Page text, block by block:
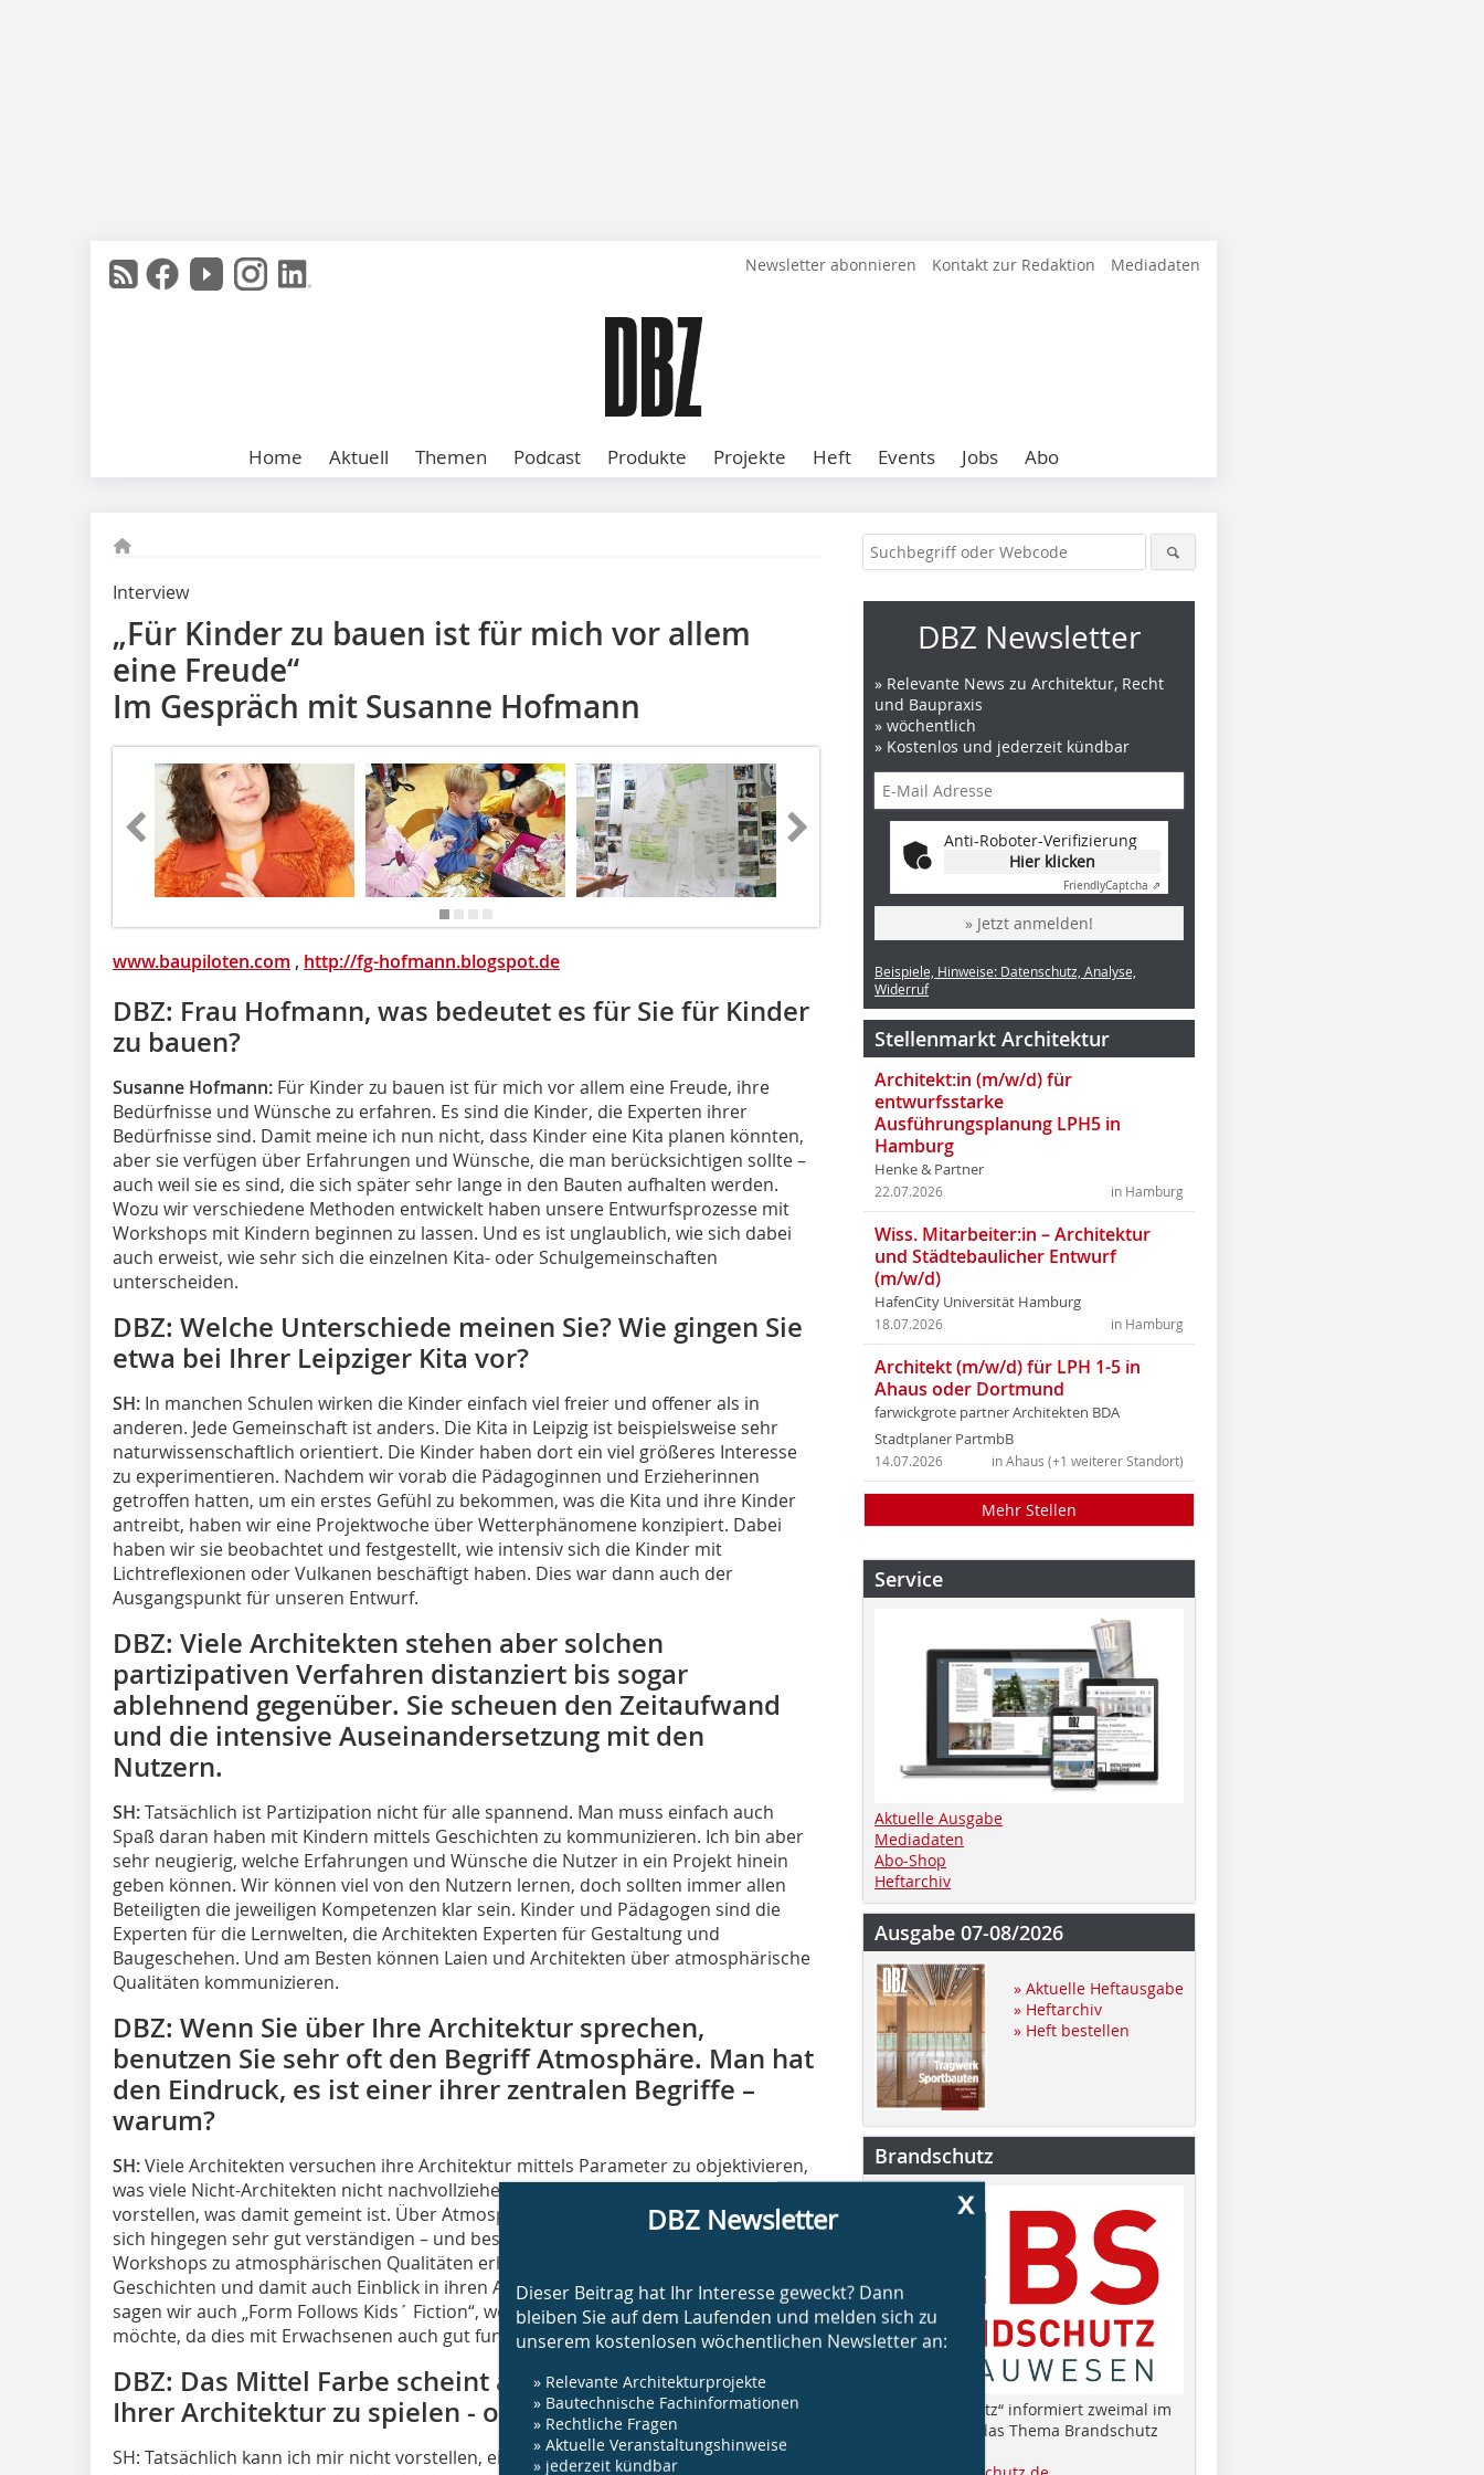
Newsletter abonnieren Kontakt zur Redaktion Mediadaten
Home Aktuell Themen Podcast Produkte Projekte Heft Events Jobs Abo
Interview
„Für Kinder zu bauen ist für mich vor allem
eine Freude“
Im Gespräch mit Susanne Hofmann
www.baupiloten.com , http://fg-hofmann.blogspot.de
DBZ: Frau Hofmann, was bedeutet es für Sie für Kinder
zu bauen?
Susanne Hofmann: Für Kinder zu bauen ist für mich vor allem eine Freude, ihre
Bedürfnisse und Wünsche zu erfahren. Es sind die Kinder, die Experten ihrer
Bedürfnisse sind. Damit meine ich nun nicht, dass Kinder eine Kita planen könnten,
aber sie verfügen über Erfahrungen und Wünsche, die man berücksichtigen sollte –
auch weil sie es sind, die sich später sehr lange in den Bauten aufhalten werden.
Wozu wir verschiedene Methoden entwickelt haben unsere Entwurfsprozesse mit
Workshops mit Kindern beginnen zu lassen. Und es ist unglaublich, wie sich dabei
auch erweist, wie sehr sich die einzelnen Kita- oder Schulgemeinschaften
unterscheiden.
DBZ: Welche Unterschiede meinen Sie? Wie gingen Sie
etwa bei Ihrer Leipziger Kita vor?
SH: In manchen Schulen wirken die Kinder einfach viel freier und offener als in
anderen. Jede Gemeinschaft ist anders. Die Kita in Leipzig ist beispielsweise sehr
naturwissenschaftlich orientiert. Die Kinder haben dort ein viel größeres Interesse
zu experimentieren. Nachdem wir vorab die Pädagoginnen und Erzieherinnen
getroffen hatten, um ein erstes Gefühl zu bekommen, was die Kita und ihre Kinder
antreibt, haben wir eine Projektwoche über Wetterphänomene konzipiert. Dabei
haben wir sie beobachtet und festgestellt, wie intensiv sich die Kinder mit
Lichtreflexionen oder Vulkanen beschäftigt haben. Dies war dann auch der
Ausgangspunkt für unseren Entwurf.
DBZ: Viele Architekten stehen aber solchen
partizipativen Verfahren distanziert bis sogar
ablehnend gegenüber. Sie scheuen den Zeitaufwand
und die intensive Auseinandersetzung mit den
Nutzern.
SH:Tatsächlich ist Partizipation nicht für alle spannend. Man muss einfach auch
Spaß daran haben mit Kindern mittels Geschichten zu kommunizieren. Ich bin aber
sehr neugierig, welche Erfahrungen und Wünsche die Nutzer in ein Projekt hinein
geben können. Wir können viel von den Nutzern lernen, doch sollten immer allen
Beteiligten die jeweiligen Kompetenzen klar sein. Kinder und Pädagogen sind die
Experten für die Lernwelten, die Architekten Experten für Gestaltung und
Baugeschehen. Und am Besten können Laien und Architekten über atmosphärische
Qualitäten kommunizieren.
DBZ: Wenn Sie über Ihre Architektur sprechen,
benutzen Sie sehr oft den Begriff Atmosphäre. Man hat
den Eindruck, es ist einer ihrer zentralen Begriffe –
warum?
SH:Viele Architekten versuchen ihre Architektur mittels Parameter zu objektivieren,
was viele Nicht-Architekten nicht nachvollziehen können. Sie können sich oft nicht
vorstellen, was damit gemeint ist. Über Atmosphären, über Stimmungen kann man
sich hingegen sehr gut verständigen – und besonders gut mit Kindern. Über
Workshops zu atmos­phärischen Qualitäten erhalten wir von den Kindern so viele
Geschichten und damit auch Einblick in ihren Alltag und ihre Wünsche. Deshalb
sagen wir auch „Form Follows Kids´ Fiction“, wobei ich „Kids“ in Klam­mer setzen
möchte, da dies mit Erwachsenen auch gut funktioniert.
DBZ: Das Mittel Farbe scheint auch eine große Rolle in
Ihrer Architektur zu spielen - oder?
SH: Tatsächlich kann ich mir nicht vorstellen, einen Ort für Kinder ohne Farbe zu
x
DBZ Newsletter
Dieser Beitrag hat Ihr Interesse geweckt? Dann
bleiben Sie auf dem Laufenden und melden sich zu
unserem kostenlosen wöchentlichen Newsletter an:
» Relevante Architekturprojekte
» Bautechnische Fachinformationen
» Rechtliche Fragen
» Aktuelle Veranstaltungshinweise
» jederzeit kündbar
DBZ Newsletter
» Relevante News zu Architektur, Recht
und Baupraxis
» wöchentlich
» Kostenlos und jederzeit kündbar
Anti-Roboter-Verifizierung
Hier klicken
FriendlyCaptcha ⇗
» Jetzt anmelden!
Beispiele, Hinweise: Datenschutz, Analyse,
Widerruf
Stellenmarkt Architektur
Architekt:in (m/w/d) für
entwurfsstarke
Ausführungsplanung LPH5 in
Hamburg
Henke & Partner
in Hamburg
22.07.2026
Wiss. Mitarbeiter:in – Architektur
und Städtebaulicher Entwurf
(m/w/d)
HafenCity Universität Hamburg
in Hamburg
18.07.2026
Architekt (m/w/d) für LPH 1-5 in
Ahaus oder Dortmund
farwickgrote partner Architekten BDA
Stadtplaner PartmbB
in Ahaus (+1 weiterer Standort)
14.07.2026
Mehr Stellen
Service
Aktuelle Ausgabe
Mediadaten
Abo-Shop
Heftarchiv
Ausgabe 07-08/2026
» Aktuelle Heftausgabe
» Heftarchiv
» Heft bestellen
Brandschutz
„BS Brandschutz“ informiert zweimal im
Jahr rund um das Thema Brandschutz